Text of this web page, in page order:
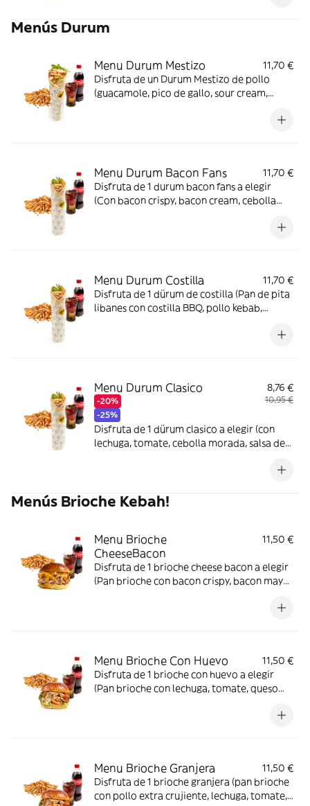
Menús Durum
Menu Durum Mestizo
11,70 €
Disfruta de un Durum Mestizo de pollo
(guacamole, pico de gallo, sour cream,
un toque de salsa picante) + 1 patatas fritas
Menu Durum Bacon Fans
11,70 €
Disfruta de 1 durum bacon fans a elegir
(Con bacon crispy, bacon cream, cebolla
Menu Durum Costilla
11,70 €
Disfruta de 1 dürum de costilla (Pan de pita
libanes con costilla BBQ, pollo kebab,
Menu Durum Clasico
-20%
-25%
8,76 €
10,95 €
Disfruta de 1 dürum clasico a elegir (con
lechuga, tomate, cebolla morada, salsa de
Menús Brioche Kebah!
Menu Brioche
CheeseBacon
11,50 €
Disfruta de 1 brioche cheese bacon a elegir
(Pan brioche con bacon crispy, bacon mayo,
ahumado) + 1 patatas fritas crujientes + 1
Menu Brioche Con Huevo
11,50 €
Disfruta de 1 brioche con huevo a elegir
(Pan brioche con lechuga, tomate, queso
Menu Brioche Granjera
11,50 €
Disfruta de 1 brioche granjera (pan brioche
con pollo extra crujiente, lechuga, tomate,